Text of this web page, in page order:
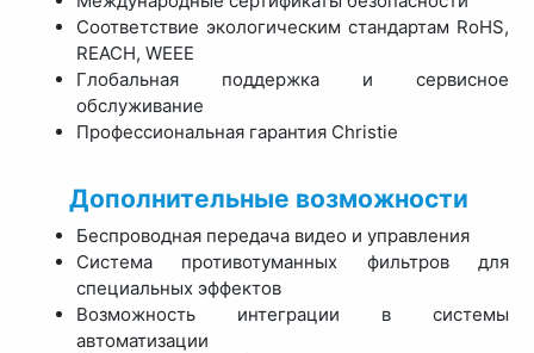
Соответствие экологическим стандартам RoHS,
REACH, WEEE
Глобальная поддержка и сервисное
обслуживание
Профессиональная гарантия Christie
Дополнительные возможности
Беспроводная передача видео и управления
Система противотуманных фильтров для
специальных эффектов
Возможность интеграции в системы
автоматизации